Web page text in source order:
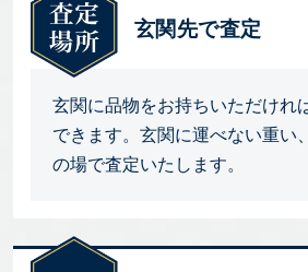
玄関先で査定
玄関に品物をお持ちいただけれ
できます。玄関に運べない重い
の場で査定いたします。